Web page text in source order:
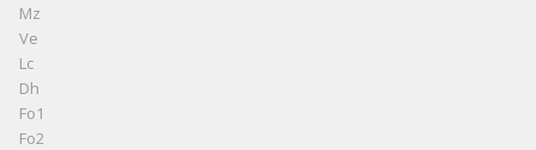
Mz
Ve
Lc
Dh
Fo1
Fo2